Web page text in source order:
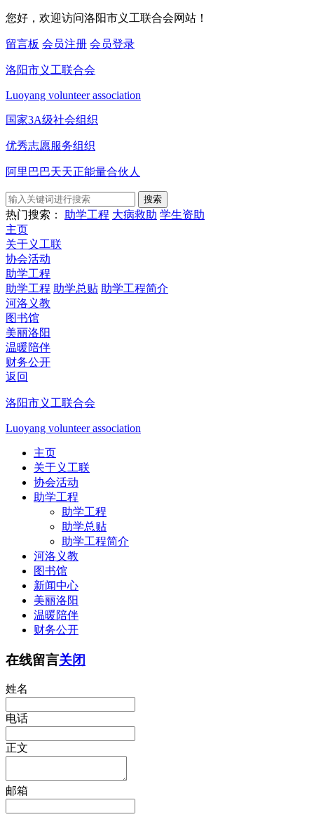
您好，欢迎访问洛阳市义工联合会网站！
留言板 会员注册 会员登录
洛阳市义工联合会
Luoyang volunteer association
国家3A级社会组织
优秀志愿服务组织
阿里巴巴天天正能量合伙人
搜索
热门搜索： 助学工程 大病救助 学生资助
主页
关于义工联
协会活动
助学工程
助学工程 助学总贴 助学工程简介
河洛义教
图书馆
美丽洛阳
温暖陪伴
财务公开
返回
洛阳市义工联合会
Luoyang volunteer association
主页
关于义工联
协会活动
助学工程
助学工程
助学总贴
助学工程简介
河洛义教
图书馆
新闻中心
美丽洛阳
温暖陪伴
财务公开
在线留言关闭
姓名
电话
正文
邮箱